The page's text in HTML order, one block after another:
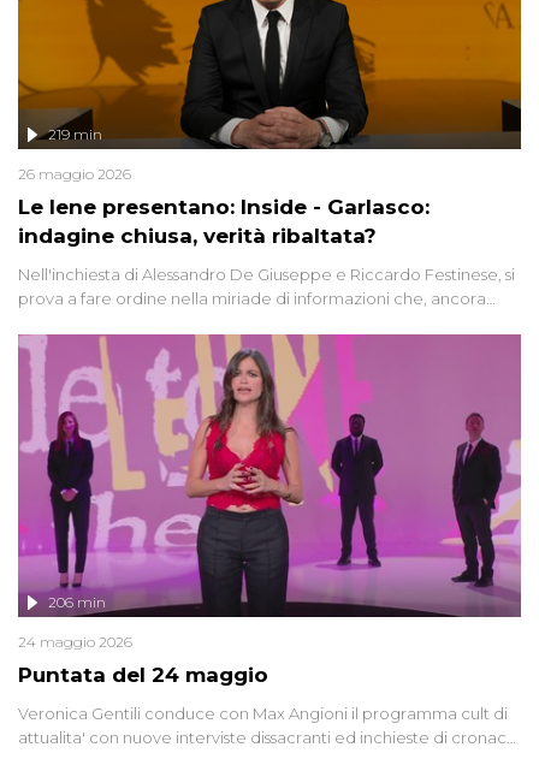
Le Iene presentano: Inside - Garlasco:
indagine chiusa, verità ribaltata?
219 min
26 maggio 2026
Nell'inchiesta di Alessandro De Giuseppe e Riccardo Festinese, si
prova a fare ordine nella miriade di informazioni che, ancora
giudiziarie più discusse degli ultimi anni. Lo speciale ricostruisce la
vicenda mettendo in fila testimonianze, errori, dettagli
controversi e i protagonisti di un'indagine che sembra non avere
fine.
Puntata del 24 maggio
206 min
24 maggio 2026
Veronica Gentili conduce con Max Angioni il programma cult di
attualita' con nuove interviste dissacranti ed inchieste di cronaca